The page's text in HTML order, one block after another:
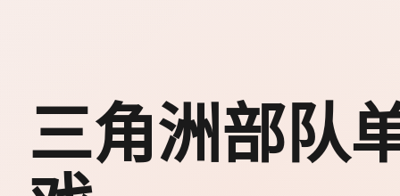
三角洲部队